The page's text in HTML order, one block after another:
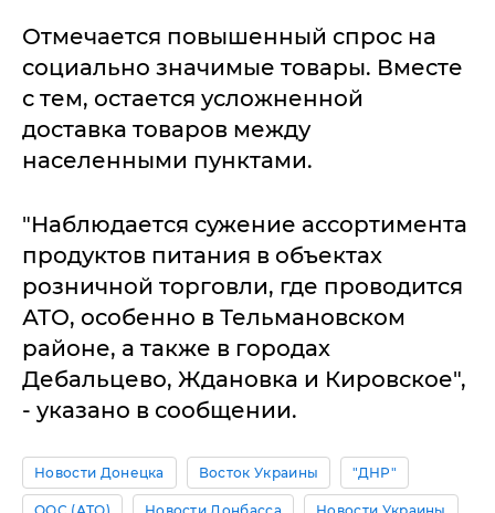
Отмечается повышенный спрос на
социально значимые товары. Вместе
с тем, остается усложненной
доставка товаров между
населенными пунктами.
"Наблюдается сужение ассортимента
продуктов питания в объектах
розничной торговли, где проводится
АТО, особенно в Тельмановском
районе, а также в городах
Дебальцево, Ждановка и Кировское",
- указано в сообщении.
Новости Донецка Восток Украины "ДНР"